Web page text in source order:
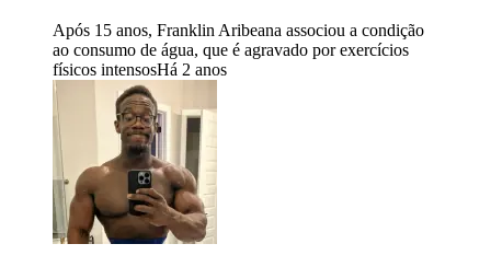
Após 15 anos, Franklin Aribeana associou a condição
ao consumo de água, que é agravado por exercícios
físicos intensosHá 2 anos